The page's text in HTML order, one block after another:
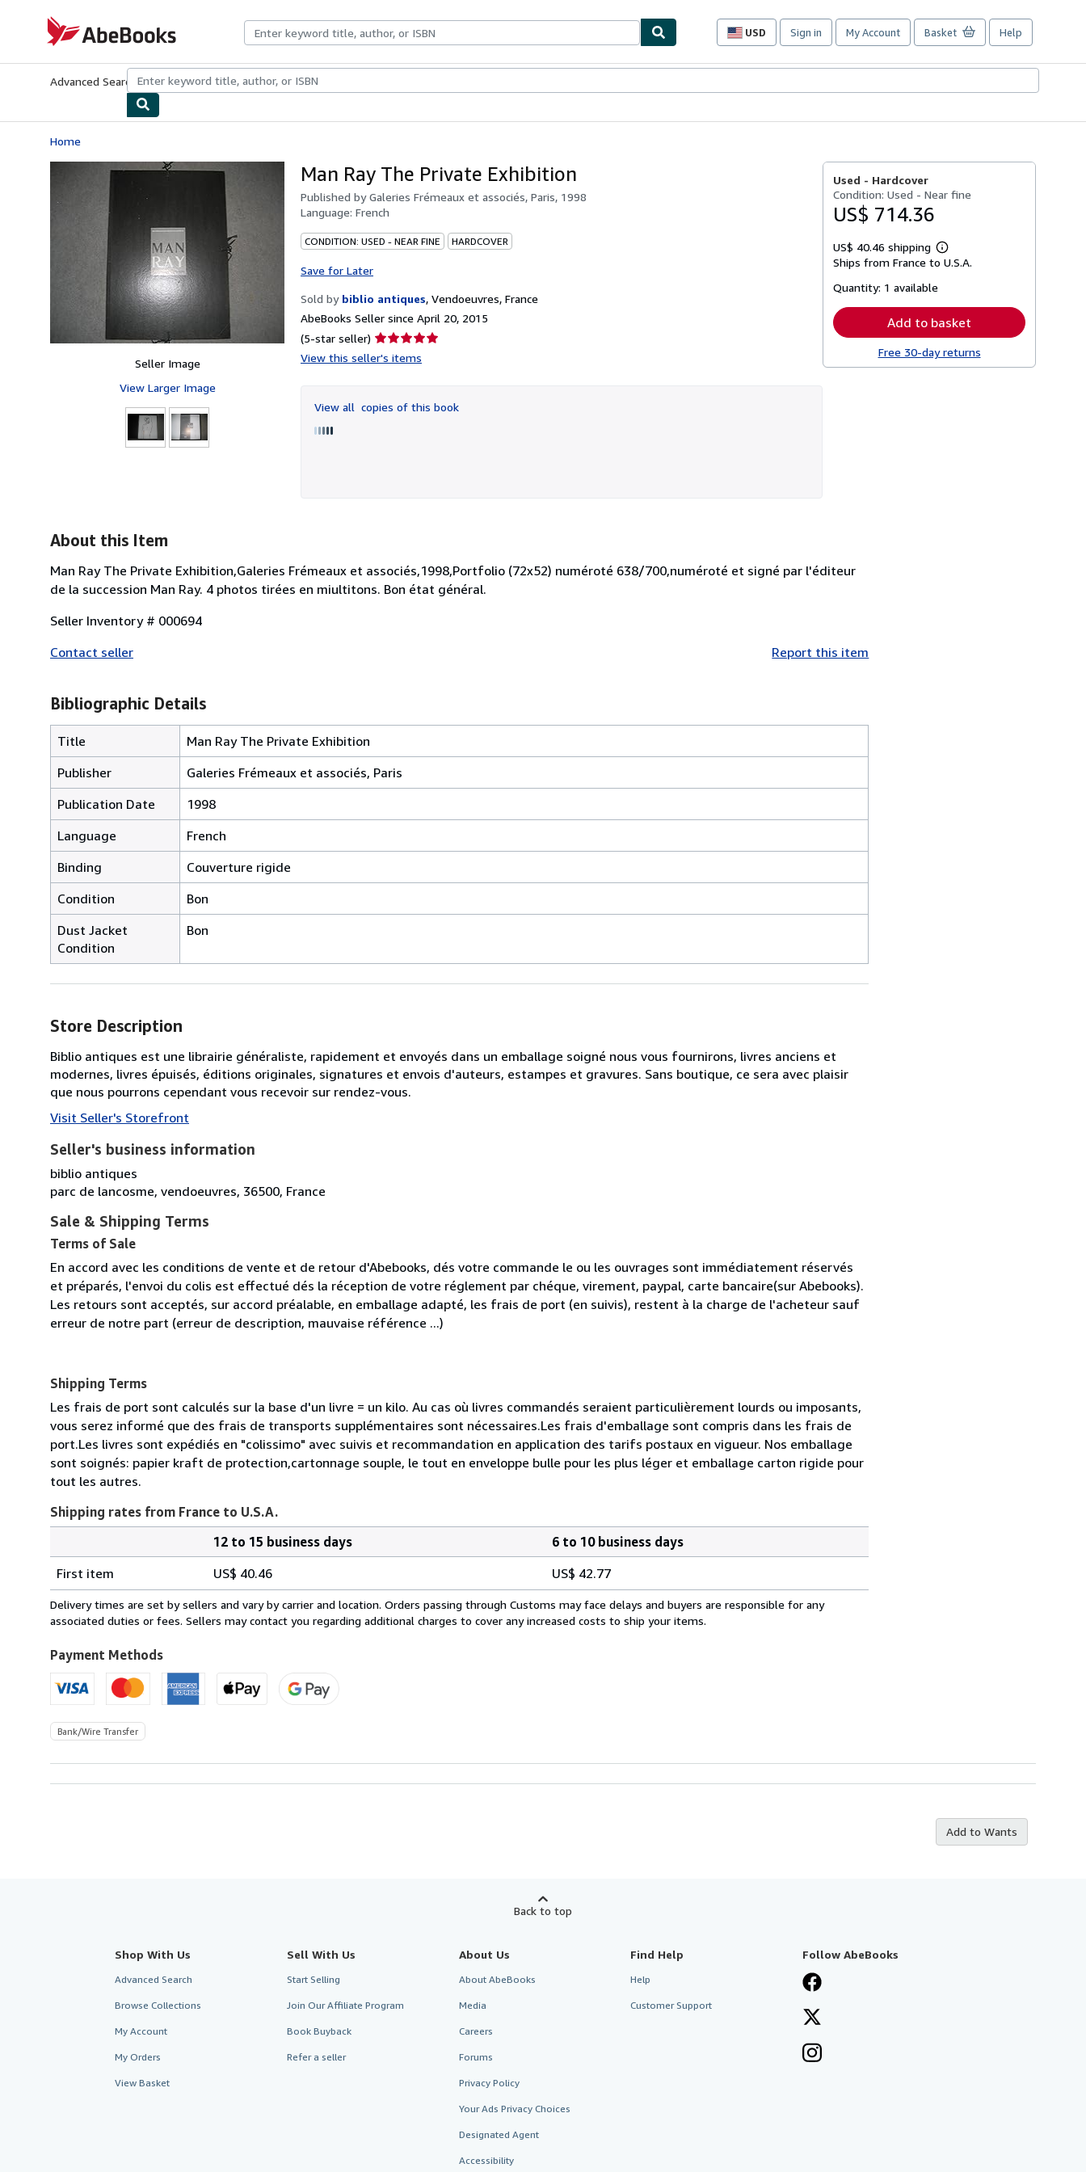
AbeBooks.com
USD
Site
preferences
Sign in My Account Basket Help
Advanced Search Browse CollectionsRare BooksArt & Collectibles
Home
Seller Image
View Larger Image
Man Ray The Private Exhibition
Published byGaleries Frémeaux et associés, Paris, 1998
Language: French
CONDITION: USED - NEAR FINE HARDCOVER
Save for Later
Sold by biblio antiques, Vendoeuvres, France
AbeBooks Seller since April 20, 2015
(5-star seller) Seller
rating
of
5
View this seller's items
View all copies of this book
Used - Hardcover
Condition: Used - Near fine
US$ 714.36
US$ 40.46 shipping
Learn
more
Ships from France to U.S.A.
Quantity: 1 available
Add to basket
Free 30-day returns
About this Item
Man Ray The Private Exhibition,Galeries Frémeaux et associés,1998,Portfolio (72x52) numéroté 638/700,numéroté et signé par l'éditeur
de la succession Man Ray. 4 photos tirées en miultitons. Bon état général.
Seller Inventory # 000694
Contact seller
Report this item
Bibliographic Details
Title
Man Ray The Private Exhibition
Publisher
Galeries Frémeaux et associés, Paris
Publication Date
1998
Language
French
Binding
Couverture rigide
Condition
Bon
Dust Jacket
Condition
Bon
Store Description
Biblio antiques est une librairie généraliste, rapidement et envoyés dans un emballage soigné nous vous fournirons, livres anciens et
modernes, livres épuisés, éditions originales, signatures et envois d'auteurs, estampes et gravures. Sans boutique, ce sera avec plaisir
que nous pourrons cependant vous recevoir sur rendez-vous.
Visit Seller's Storefront
Seller's business information
biblio antiques
parc de lancosme, vendoeuvres, 36500, France
Sale & Shipping Terms
Terms of Sale
En accord avec les conditions de vente et de retour d'Abebooks, dés votre commande le ou les ouvrages sont immédiatement réservés
et préparés, l'envoi du colis est effectué dés la réception de votre réglement par chéque, virement, paypal, carte bancaire(sur Abebooks).
Les retours sont acceptés, sur accord préalable, en emballage adapté, les frais de port (en suivis), restent à la charge de l'acheteur sauf
erreur de notre part (erreur de description, mauvaise référence ...)
Shipping Terms
Les frais de port sont calculés sur la base d'un livre = un kilo. Au cas où livres commandés seraient particulièrement lourds ou imposants,
vous serez informé que des frais de transports supplémentaires sont nécessaires.Les frais d'emballage sont compris dans les frais de
port.Les livres sont expédiés en "colissimo" avec suivis et recommandation en application des tarifs postaux en vigueur. Nos emballage
sont soignés: papier kraft de protection,cartonnage souple, le tout en enveloppe bulle pour les plus léger et emballage carton rigide pour
tout les autres.
Shipping rates from France to U.S.A.
rates
from
France
U.S.A.
12 to 15 business days
6 to 10 business days
First item
US$ 40.46 US$ 42.77
Delivery times are set by sellers and vary by carrier and location. Orders passing through Customs may face delays and buyers are responsible for any
associated duties or fees. Sellers may contact you regarding additional charges to cover any increased costs to ship your items.
Payment Methods
Bank/Wire Transfer
Add to Wants
Back to top
Shop With Us
Advanced Search
Browse Collections
My Account
My Orders
View Basket
Sell With Us
Start Selling
Join Our Affiliate Program
Book Buyback
Refer a seller
About Us
About AbeBooks
Media
Careers
Forums
Privacy Policy
Your Ads Privacy Choices
Designated Agent
Accessibility
Find Help
Help
Customer Support
Follow AbeBooks